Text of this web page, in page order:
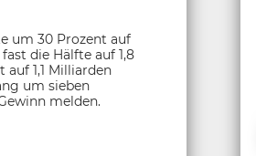
um 30 Prozent auf
die Hälfte auf 1,8
1,1 Milliarden
um sieben
melden.